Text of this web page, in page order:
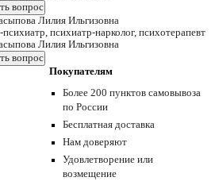
вопрос
Лилия Ильгизовна
психиатр-нарколог, психотерапевт
Лилия Ильгизовна
вопрос
Покупателям
Более 200 пунктов самовывоза
по России
Бесплатная доставка
Нам доверяют
Удовлетворение или
возмещение